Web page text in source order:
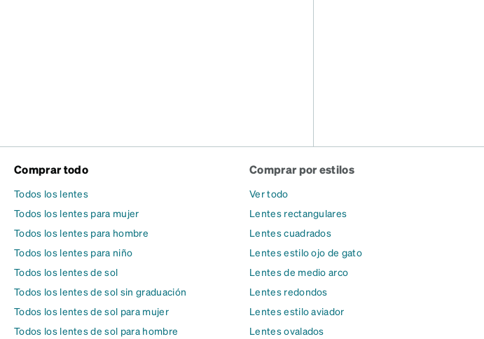
Comprar todo
Todos los lentes
Todos los lentes para mujer
Todos los lentes para hombre
Todos los lentes para niño
Todos los lentes de sol
Todos los lentes de sol sin graduación
Todos los lentes de sol para mujer
Todos los lentes de sol para hombre
Comprar por estilos
Ver todo
Lentes rectangulares
Lentes cuadrados
Lentes estilo ojo de gato
Lentes de medio arco
Lentes redondos
Lentes estilo aviador
Lentes ovalados